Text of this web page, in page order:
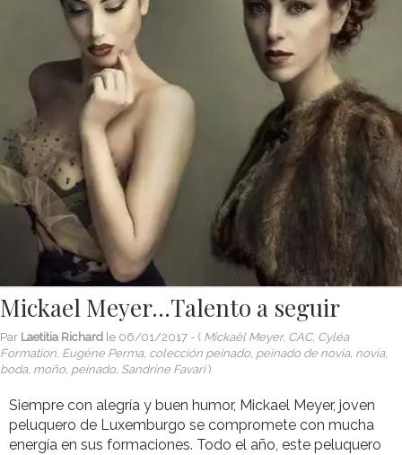
Mickael Meyer…Talento a seguir
Par Laetitia Richard le 06/01/2017 - ( Mickaël Meyer, CAC, Cyléa
Formation, Eugène Perma, colección peinado, peinado de novia, novia,
boda, moño, peinado, Sandrine Favari)
Siempre con alegría y buen humor, Mickael Meyer, joven
peluquero de Luxemburgo se compromete con mucha
energía en sus formaciones. Todo el año, este peluquero